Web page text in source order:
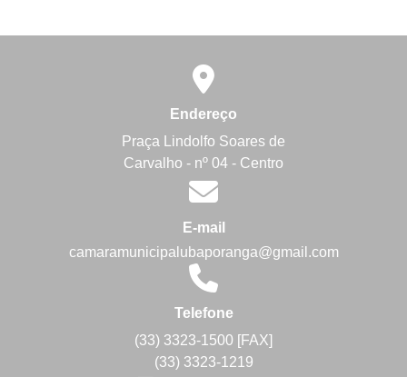
Endereço
Praça Lindolfo Soares de
Carvalho - nº 04 - Centro
E-mail
camaramunicipalubaporanga@gmail.com
Telefone
(33) 3323-1500 [FAX]
(33) 3323-1219